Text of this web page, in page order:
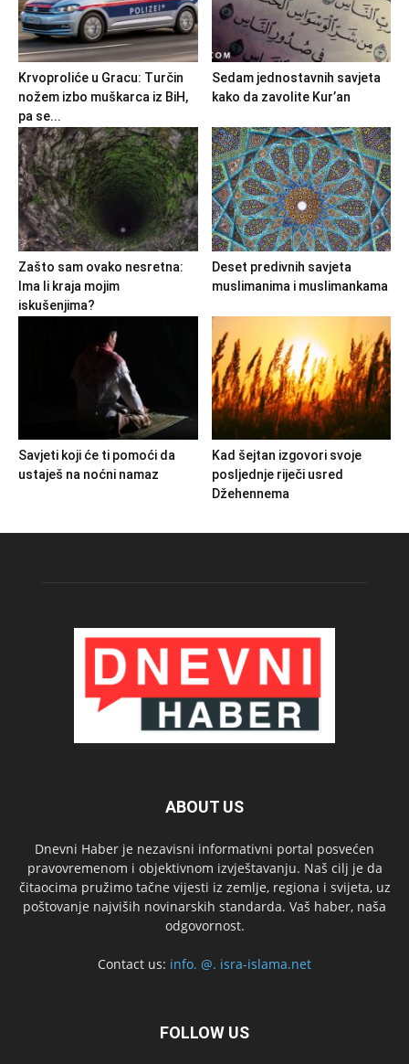
Krvoproliće u Gracu: Turčin
nožem izbo muškarca iz BiH,
pa se...
Sedam jednostavnih savjeta
kako da zavolite Kur’an
Zašto sam ovako nesretna:
Ima li kraja mojim
iskušenjima?
Deset predivnih savjeta
muslimanima i muslimankama
Savjeti koji će ti pomoći da
ustaješ na noćni namaz
Kad šejtan izgovori svoje
posljednje riječi usred
Džehennema
ABOUT US
Dnevni Haber je nezavisni informativni portal posvećen
pravovremenom i objektivnom izvještavanju. Naš cilj je da
čitaocima pružimo tačne vijesti iz zemlje, regiona i svijeta, uz
poštovanje najviših novinarskih standarda. Vaš haber, naša
odgovornost.
Contact us: info. @. isra-islama.net
FOLLOW US